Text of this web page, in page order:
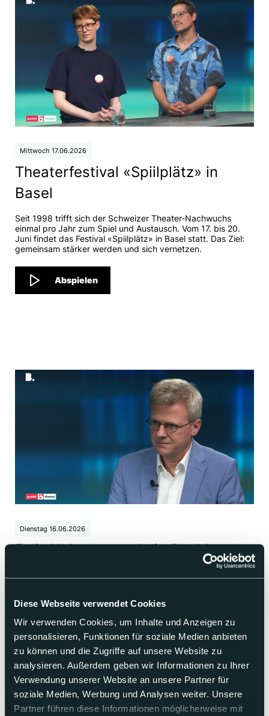
Diese Webseite verwendet Cookies
Wir verwenden Cookies, um Inhalte und Anzeigen zu
personalisieren, Funktionen für soziale Medien anbieten
zu können und die Zugriffe auf unsere Website zu
analysieren. Außerdem geben wir Informationen zu Ihrer
Verwendung unserer Website an unsere Partner für
soziale Medien, Werbung und Analysen weiter. Unsere
Partner führen diese Informationen möglicherweise mit
Mittwoch 17.06.2026
Theaterfestival «Spiilplätz» in
Basel
Seit 1998 trifft sich der Schweizer Theater-Nachwuchs
einmal pro Jahr zum Spiel und Austausch. Vom 17. bis 20.
Juni findet das Festival «Spiilplätz» in Basel statt. Das Ziel:
gemeinsam stärker werden und sich vernetzen.
Abspielen
Dienstag 16.06.2026
Felix Uhlmann und die Raubkunst
Der Basler Rechtsprofessor Felix Uhlmann leitete bis vor
belastetes Kulturerbe.
Abspielen